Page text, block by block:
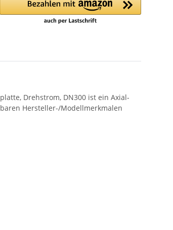
Drehstrom, DN300 ist ein Axial-
Hersteller-/Modellmerkmalen